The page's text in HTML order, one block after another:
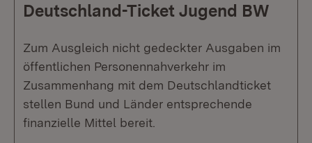
Deutschland-Ticket Jugend BW
Zum Ausgleich nicht gedeckter Ausgaben im
öffentlichen Personennahverkehr im
Zusammenhang mit dem Deutschlandticket
stellen Bund und Länder entsprechende
finanzielle Mittel bereit.